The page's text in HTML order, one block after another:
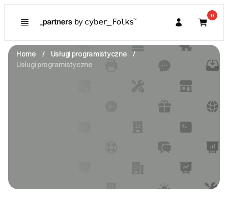
Kupujący
0
Home
Usługi programistyczne
Usługi programistyczne
Poznaj
Prawa konsumenta
O Partnerze